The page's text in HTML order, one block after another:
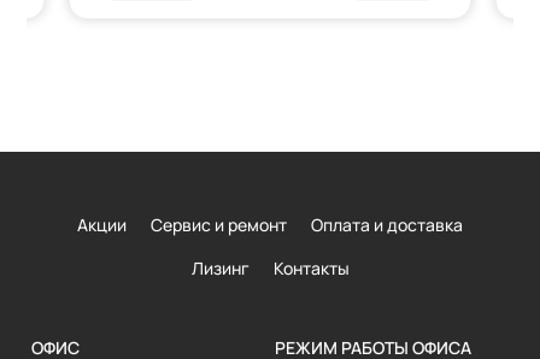
Акции Сервис и ремонт
Оплата и доставка
Лизинг
Контакты
ОФИС
РЕЖИМ РАБОТЫ ОФИСА